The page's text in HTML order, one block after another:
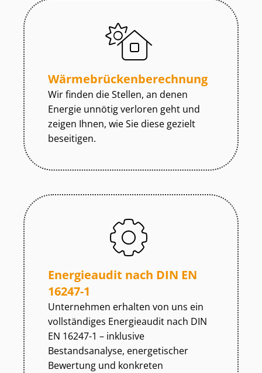
Wär­me­brü­cken­be­rech­nung
Wir finden die Stellen, an denen
Energie unnötig verloren geht und
zeigen Ihnen, wie Sie diese gezielt
beseitigen.
Energieaudit nach DIN EN
16247-1
Unternehmen erhalten von uns ein
vollständiges Energieaudit nach DIN
EN 16247-1 – inklusive
Bestandsanalyse, energetischer
Bewertung und konkreten